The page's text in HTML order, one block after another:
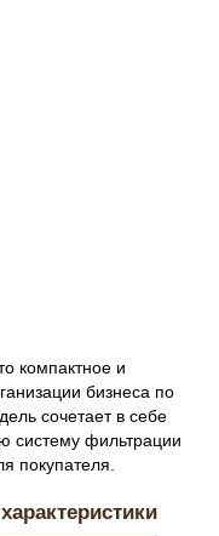
компактное и
бизнеса по
сочетает в себе
систему фильтрации
покупателя.